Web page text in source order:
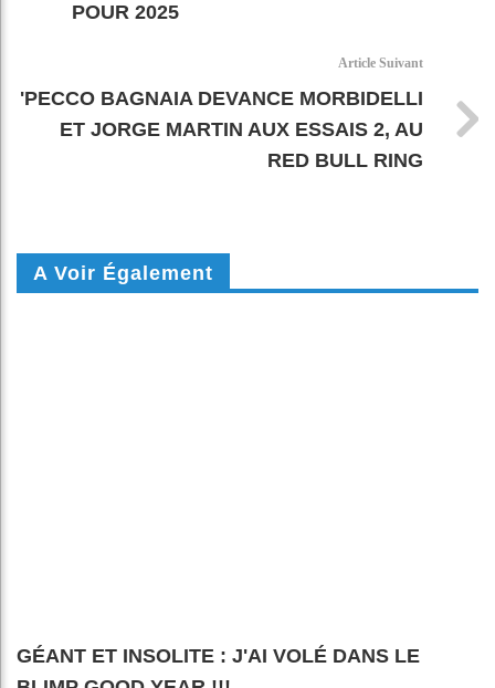
POUR 2025
Article Suivant
'PECCO BAGNAIA DEVANCE MORBIDELLI
ET JORGE MARTIN AUX ESSAIS 2, AU
RED BULL RING
A Voir Également
GÉANT ET INSOLITE : J'AI VOLÉ DANS LE